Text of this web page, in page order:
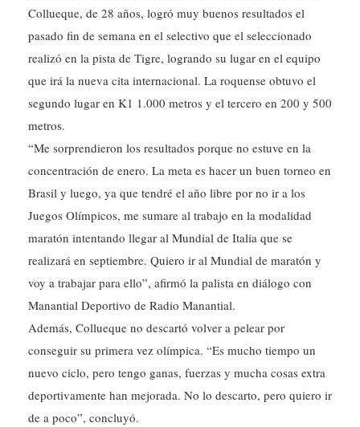
Collueque, de 28 años, logró muy buenos resultados el
pasado fin de semana en el selectivo que el seleccionado
realizó en la pista de Tigre, logrando su lugar en el equipo
que irá la nueva cita internacional. La roquense obtuvo el
segundo lugar en K1 1.000 metros y el tercero en 200 y 500
metros.
“Me sorprendieron los resultados porque no estuve en la
concentración de enero. La meta es hacer un buen torneo en
Brasil y luego, ya que tendré el año libre por no ir a los
Juegos Olímpicos, me sumare al trabajo en la modalidad
maratón intentando llegar al Mundial de Italia que se
realizará en septiembre. Quiero ir al Mundial de maratón y
voy a trabajar para ello”, afirmó la palista en diálogo con
Manantial Deportivo de Radio Manantial.
Además, Collueque no descartó volver a pelear por
conseguir su primera vez olímpica. “Es mucho tiempo un
nuevo ciclo, pero tengo ganas, fuerzas y mucha cosas extra
deportivamente han mejorada. No lo descarto, pero quiero ir
de a poco”, concluyó.